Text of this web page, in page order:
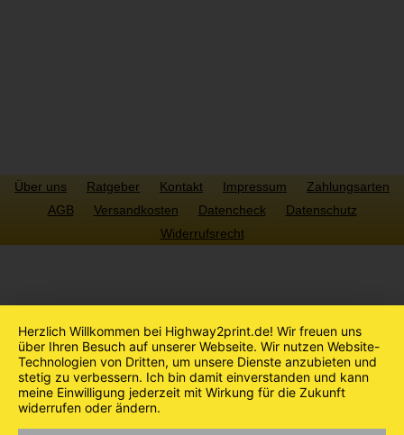
Über uns Ratgeber Kontakt Impressum
Zahlungsarten
AGB
Versandkosten Datencheck
Datenschutz
Widerrufsrecht
Herzlich Willkommen bei Highway2print.de! Wir freuen uns
über Ihren Besuch auf unserer Webseite. Wir nutzen Website-
Technologien von Dritten, um unsere Dienste anzubieten und
stetig zu verbessern. Ich bin damit einverstanden und kann
meine Einwilligung jederzeit mit Wirkung für die Zukunft
widerrufen oder ändern.